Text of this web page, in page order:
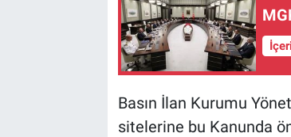
Basın İlan Kurumu
sitelerine bu Kanunda